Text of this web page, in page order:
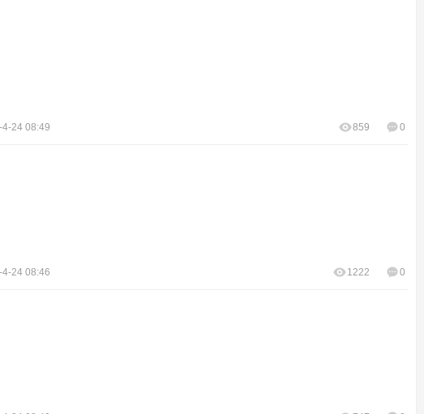
24 08:49 0
859
24 08:46 0
1222